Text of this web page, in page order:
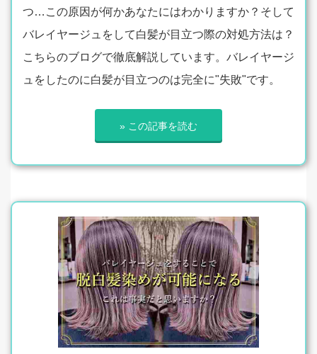
つ…この原因が何かあなたにはわかりますか？そして
バレイヤージュをして白髪が目立つ際の対処方法は？
こちらのブログで徹底解説しています。バレイヤージ
ュをしたのに白髪が目立つのは完全に"失敗"です。
» この記事を読む